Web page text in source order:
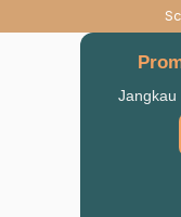
Jangkau